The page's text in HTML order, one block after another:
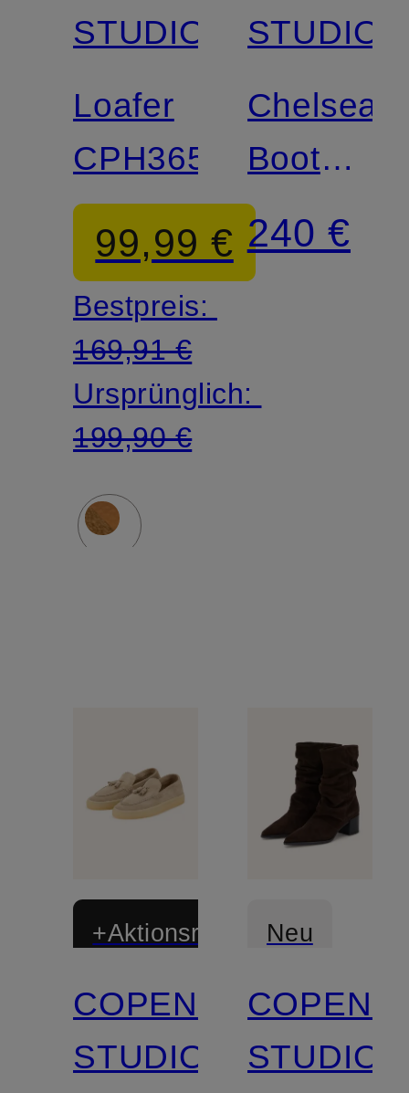
STUDIOS
Loafer
CPH365
99,99 €
Bestpreis:
169,91 €
Ursprünglich:
199,90 €
STUDIOS
Chelsea-
Boots
CPH301
240 €
+Aktionsrabatt
COPENHAGEN
STUDIOS
Neu
STUDIOS